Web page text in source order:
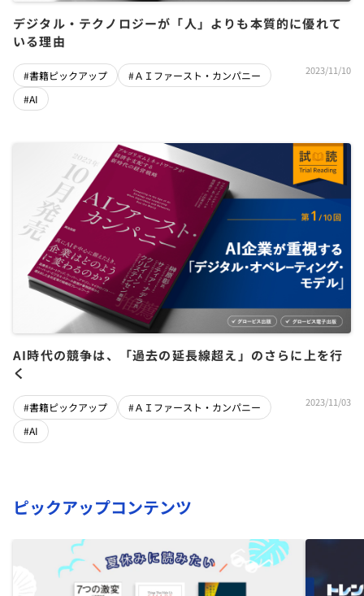
デジタル・テクノロジーが「人」よりも本質的に優れて
いる理由
#書籍ピックアップ
#ＡＩファースト・カンパニー
#AI
2023/11/10
AI時代の競争は、「過去の延長線超え」のさらに上を行
く
#書籍ピックアップ
#ＡＩファースト・カンパニー
#AI
2023/11/03
ピックアップコンテンツ